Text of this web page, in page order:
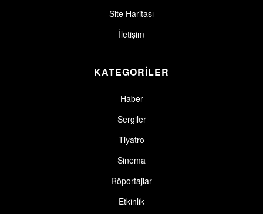
Site Haritası
İletişim
KATEGORİLER
Haber
Sergiler
Tiyatro
Sinema
Röportajlar
Etkinlik